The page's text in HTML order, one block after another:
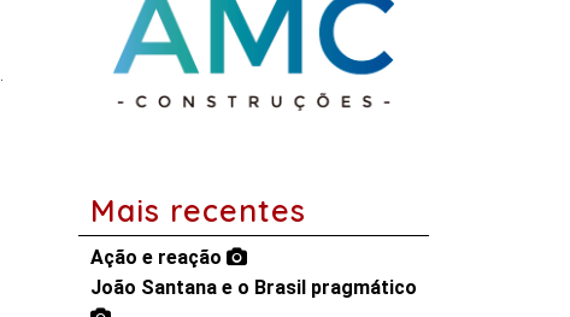
Mais recentes
Ação e reação
João Santana e o Brasil pragmático